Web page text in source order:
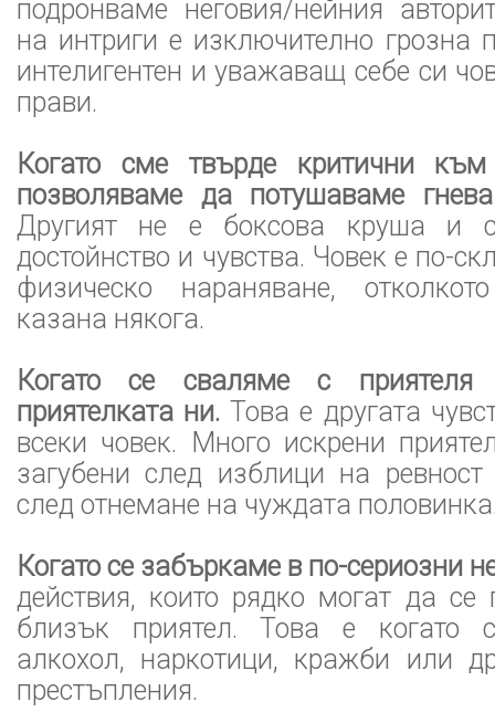
подронваме неговия/нейния
на интриги е изключително грозна
интелигентен и уважаващ себе си
прави.
Когато сме твърде критични
позволяваме да потушаваме
Другият не е боксова круша и
достойнство и чувства. Човек е по-
физическо нараняване,
казана някога.
Когато се сваляме с
приятелката ни. Това е другата
всеки човек. Много искрени
загубени след изблици на
след отнемане на чуждата
Когато се забъркаме в по-сериозни
действия, които рядко могат да се
близък приятел. Това е когато
алкохол, наркотици, кражби или
престъпления.